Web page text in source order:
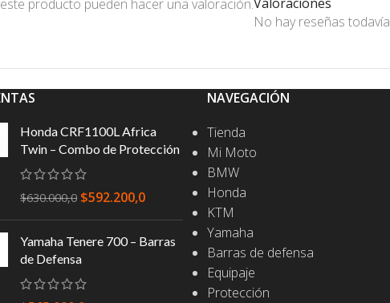
No hay reseñas todavía
producto pueden hacer una valoración.
Honda CRF1100L Africa
Twin – Combo de Protección
$630.000,0 $592.200,0
Yamaha Tenere 700 – Barras
de Defensa
NAVEGACIÓN
Tienda
Mi Moto
BMW
Honda
KTM
Yamaha
Barras de defensa
Equipaje
Protección